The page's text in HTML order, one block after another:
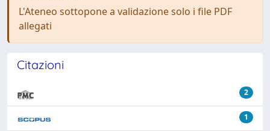
L'Ateneo sottopone a validazione solo i file PDF
allegati
Citazioni
2
1